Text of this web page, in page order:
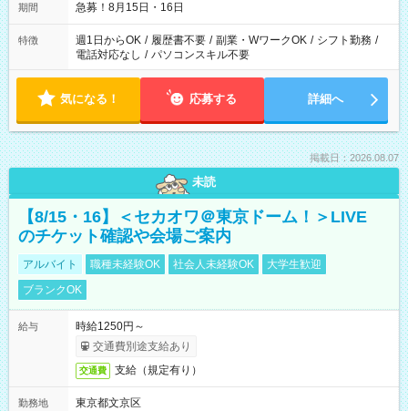
期間 急募！8月15日・16日
特徴 週1日からOK / 履歴書不要 / 副業・WワークOK / シフト勤務 /
電話対応なし / パソコンスキル不要
気になる！ 応募する 詳細へ
掲載日：2026.08.07
未読
【8/15・16】＜セカオワ＠東京ドーム！＞LIVE
のチケット確認や会場ご案内
アルバイト 職種未経験OK 社会人未経験OK
大学生歓迎
ブランクOK
給与
時給1250円～
交通費別途支給あり
交通費 支給（規定有り）
勤務地
東京都文京区